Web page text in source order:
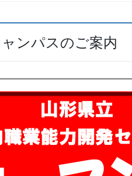
ンパスのご案内